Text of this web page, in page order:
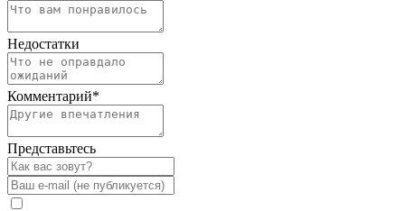
Недостатки
Комментарий*
Представьтесь